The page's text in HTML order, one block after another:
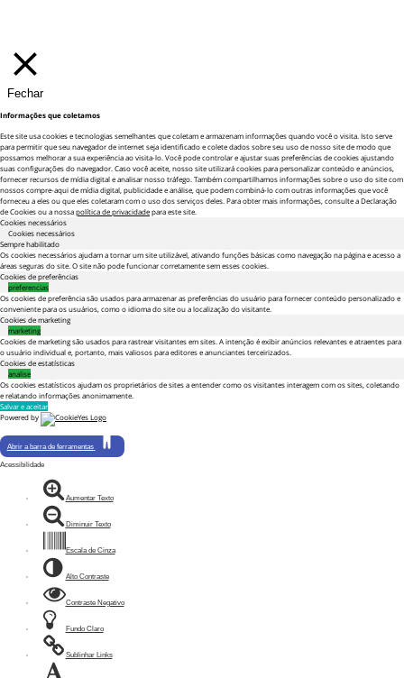
Fechar
Informações que coletamos
Este site usa cookies e tecnologias semelhantes que coletam e armazenam informações quando você o visita. Isto serve
para permitir que seu navegador de internet seja identificado e colete dados sobre seu uso de nosso site de modo que
possamos melhorar a sua experiência ao visita-lo. Você pode controlar e ajustar suas preferências de cookies ajustando
suas configurações do navegador. Caso você aceite, nosso site utilizará cookies para personalizar conteúdo e anúncios,
fornecer recursos de mídia digital e analisar nosso tráfego. Também compartilhamos informações sobre o uso do site com
nossos compre-aqui de mídia digital, publicidade e análise, que podem combiná-lo com outras informações que você
forneceu a eles ou que eles coletaram com o uso dos serviços deles. Para obter mais informações, consulte a Declaração
de Cookies ou a nossapolítica de privacidadepara este site.
Cookies necessários
Cookies necessários
Sempre habilitado
Os cookies necessários ajudam a tornar um site utilizável, ativando funções básicas como navegação na página e acesso a
áreas seguras do site. O site não pode funcionar corretamente sem esses cookies.
Cookies de preferências
preferencias
Os cookies de preferência são usados para armazenar as preferências do usuário para fornecer conteúdo personalizado e
conveniente para os usuários, como o idioma do site ou a localização do visitante.
Cookies de marketing
marketing
Cookies de marketing são usados ​​para rastrear visitantes em sites. A intenção é exibir anúncios relevantes e atraentes para
o usuário individual e, portanto, mais valiosos para editores e anunciantes terceirizados.
Cookies de estatísticas
analise
Os cookies estatísticos ajudam os proprietários de sites a entender como os visitantes interagem com os sites, coletando
e relatando informações anonimamente.
Salvar e aceitar
Powered by
Abrir a barra de ferramentas
Acessibilidade
Aumentar Texto
Diminuir Texto
Escala de Cinza
Alto Contraste
Contraste Negativo
Fundo Claro
Sublinhar Links